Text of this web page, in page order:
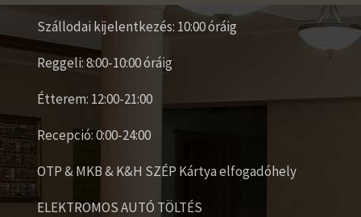
Szállodai kijelentkezés: 10:00 óráig
Reggeli: 8:00-10:00 óráig
Étterem: 12:00-21:00
Recepció: 0:00-24:00
OTP & MKB & K&H SZÉP Kártya elfogadóhely
ELEKTROMOS AUTÓ TÖLTÉS